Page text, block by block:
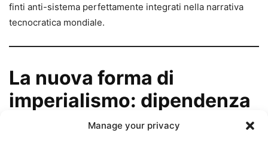
Manage your privacy
finti anti-sistema perfettamente integrati nella narrativa
tecnocratica mondiale.
La nuova forma di
imperialismo: dipendenza